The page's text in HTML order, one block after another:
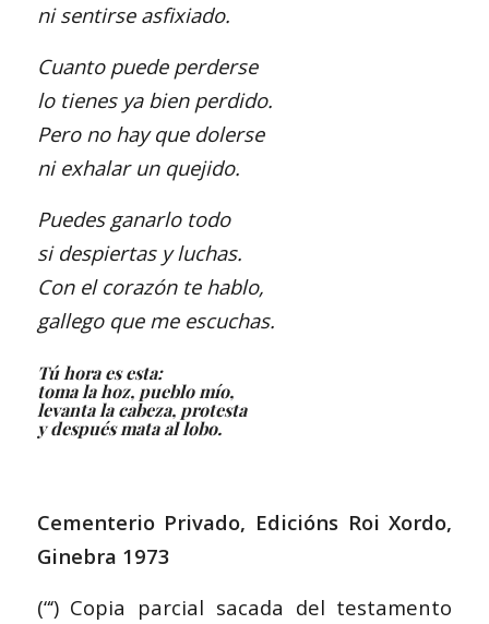
ni sentirse asfixiado.
Cuanto puede perderse
lo tienes ya bien perdido.
Pero no hay que dolerse
ni exhalar un quejido.
Puedes ganarlo todo
si despiertas y luchas.
Con el corazón te hablo,
gallego que me escuchas.
Tú hora es esta:
toma la hoz, pueblo mío,
levanta la cabeza, protesta
y después mata al lobo.
Cementerio Privado, Edicións Roi Xordo,
Ginebra 1973
(“‘) Copia parcial sacada del testamento